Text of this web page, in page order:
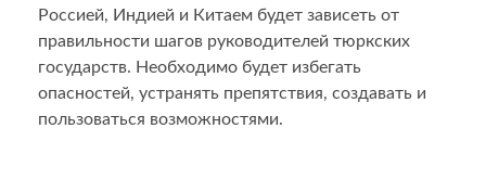
Россией, Индией и Китаем будет зависеть от
правильности шагов руководителей тюркских
государств. Необходимо будет избегать
опасностей, устранять препятствия, создавать и
пользоваться возможностями.